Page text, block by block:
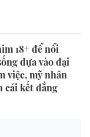
18+ để nổi
dựa vào đại
việc, mỹ nhân
cái kết đắng